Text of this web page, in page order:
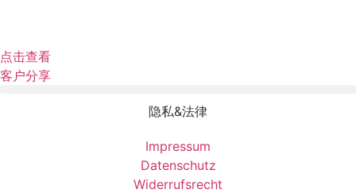
点击查看
客户分享
隐私&法律
Impressum
Datenschutz
Widerrufsrecht